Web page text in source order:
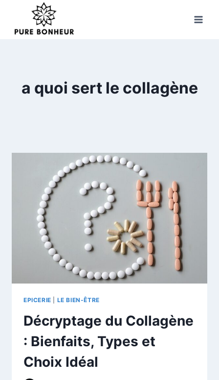
content
a quoi sert le collagène
EPICERIE LE BIEN-ÊTRE
Décryptage du Collagène
: Bienfaits, Types et
Choix Idéal